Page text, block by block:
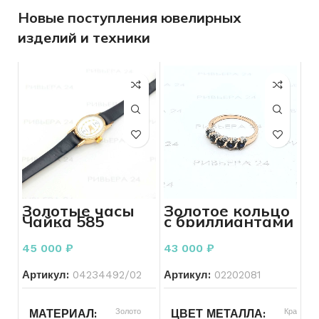
Новые поступления ювелирных
изделий и техники
Золотые часы
Чайка 585
пробы 9,5 грамм
45 000 ₽
Артикул: 04234492/02
МАТЕРИАЛ Золото
Золотое кольцо
с бриллиантами
и сапфирами
585 пробы 2,75
грамм 18 р-р
43 000 ₽
Артикул: 02202081
ЦВЕТ МЕТАЛЛА Красный